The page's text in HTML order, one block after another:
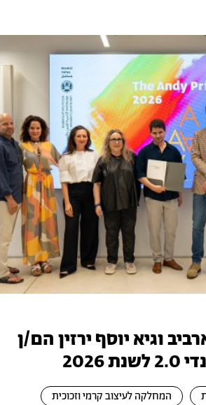
וגיא יוסף ירזין הם/ן
המחלקה לעיצוב קרמי וזכוכית